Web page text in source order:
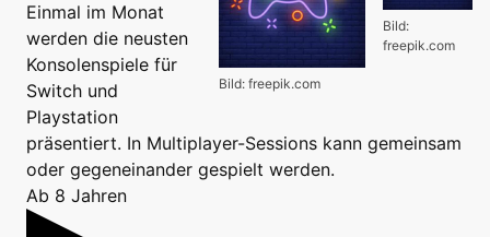
Bild:
freepik.com
Bild: freepik.com
Einmal im Monat
werden die neusten
Konsolenspiele für
Switch und
Playstation
präsentiert. In Multiplayer-Sessions kann gemeinsam
oder gegeneinander gespielt werden.
Ab 8 Jahren